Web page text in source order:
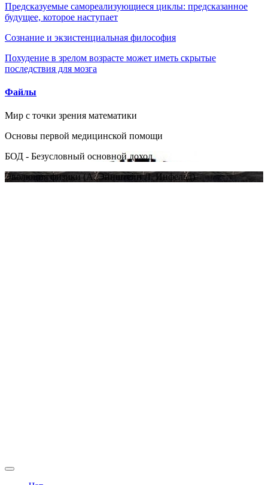
Предсказуемые самореализующиеся циклы: предсказанное
будущее, которое наступает
Сознание и экзистенциальная философия
Похудение в зрелом возрасте может иметь скрытые
последствия для мозга
Файлы
Мир с точки зрения математики
Основы первой медицинской помощи
БОД - Безусловный основной доход
Эволюция физики (А. Эйнштейн Л. Инфельд)